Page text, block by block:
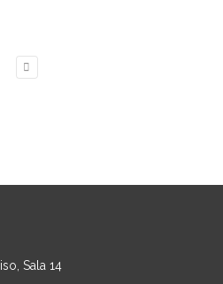
Sala 14